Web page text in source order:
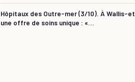
Hôpitaux des Outre-mer (3/10). À Wallis-
une offre de soins unique : «...